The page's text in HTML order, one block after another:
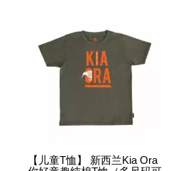
【儿童T恤】 新西兰Kia Ora